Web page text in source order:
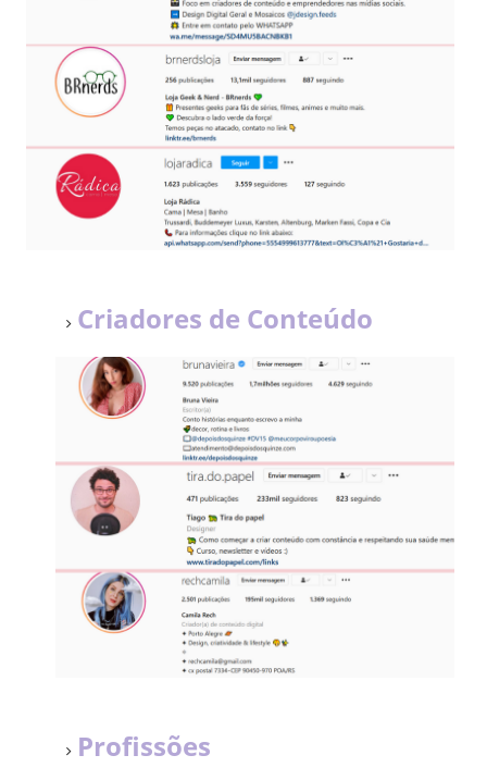
Criadores de Conteúdo
Profissões